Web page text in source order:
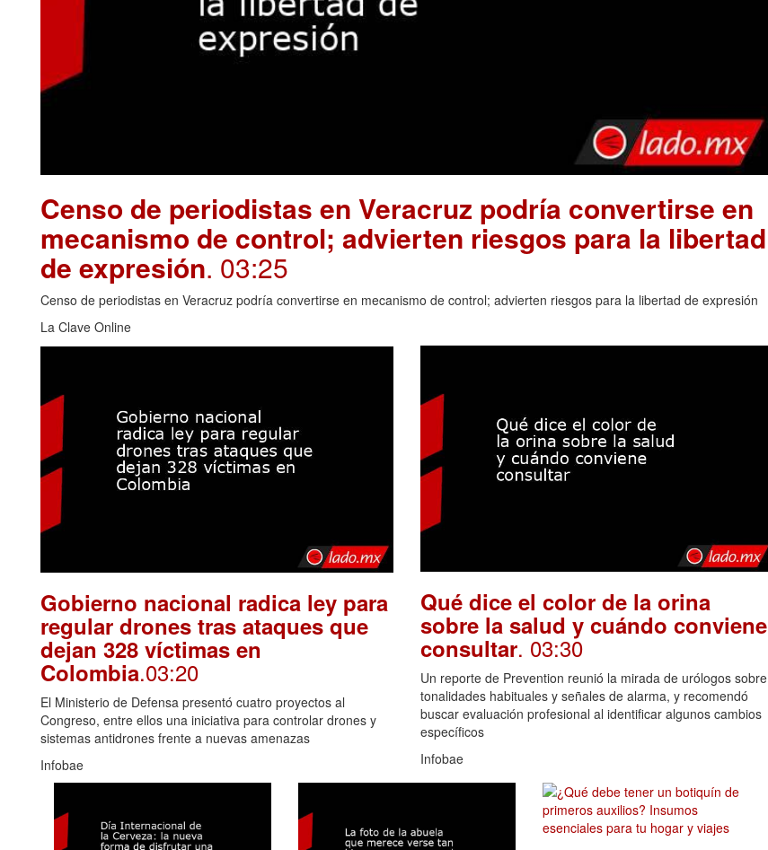
Censo de periodistas en Veracruz podría convertirse en
mecanismo de control; advierten riesgos para la libertad
de expresión. 03:25
Censo de periodistas en Veracruz podría convertirse en mecanismo de control; advierten riesgos para la libertad de expresión
La Clave Online
Gobierno nacional radica ley para
regular drones tras ataques que
dejan 328 víctimas en
Colombia.03:20
El Ministerio de Defensa presentó cuatro proyectos al
Congreso, entre ellos una iniciativa para controlar drones y
sistemas antidrones frente a nuevas amenazas
Infobae
Qué dice el color de la orina
sobre la salud y cuándo conviene
consultar. 03:30
Un reporte de Prevention reunió la mirada de urólogos sobre
tonalidades habituales y señales de alarma, y recomendó
buscar evaluación profesional al identificar algunos cambios
específicos
Infobae